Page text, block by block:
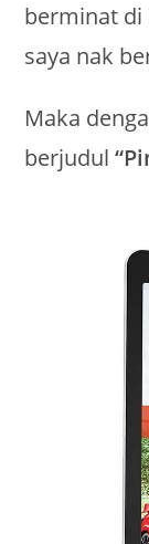
berminat di
saya nak
Maka
berjudul